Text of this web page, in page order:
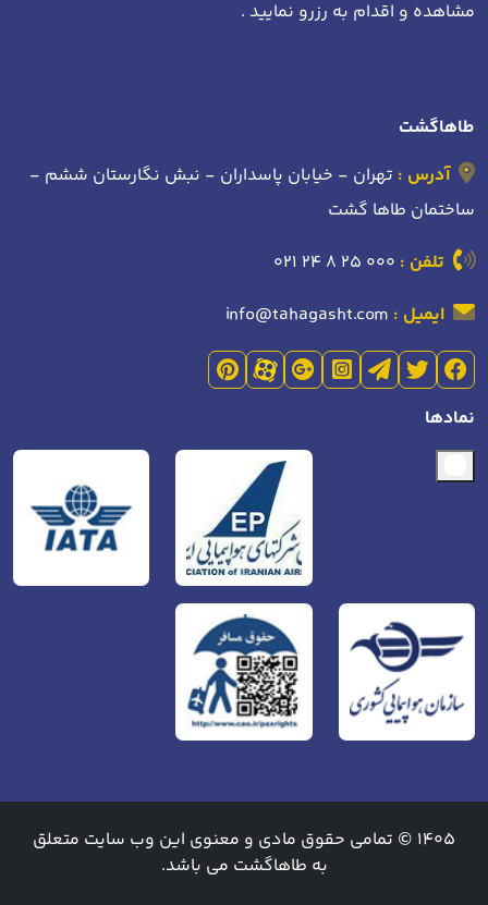
مشاهده و اقدام به رزرو نمایید .
طاهاگشت
آدرس : تهران - خیابان پاسداران - نبش نگارستان ششم -
ساختمان طاها گشت
تلفن : 021 24 8 25 000
ایمیل : info@tahagasht.com
نمادها
1405 © تمامی حقوق مادی و معنوی این وب سایت متعلق
به طاهاگشت می باشد.